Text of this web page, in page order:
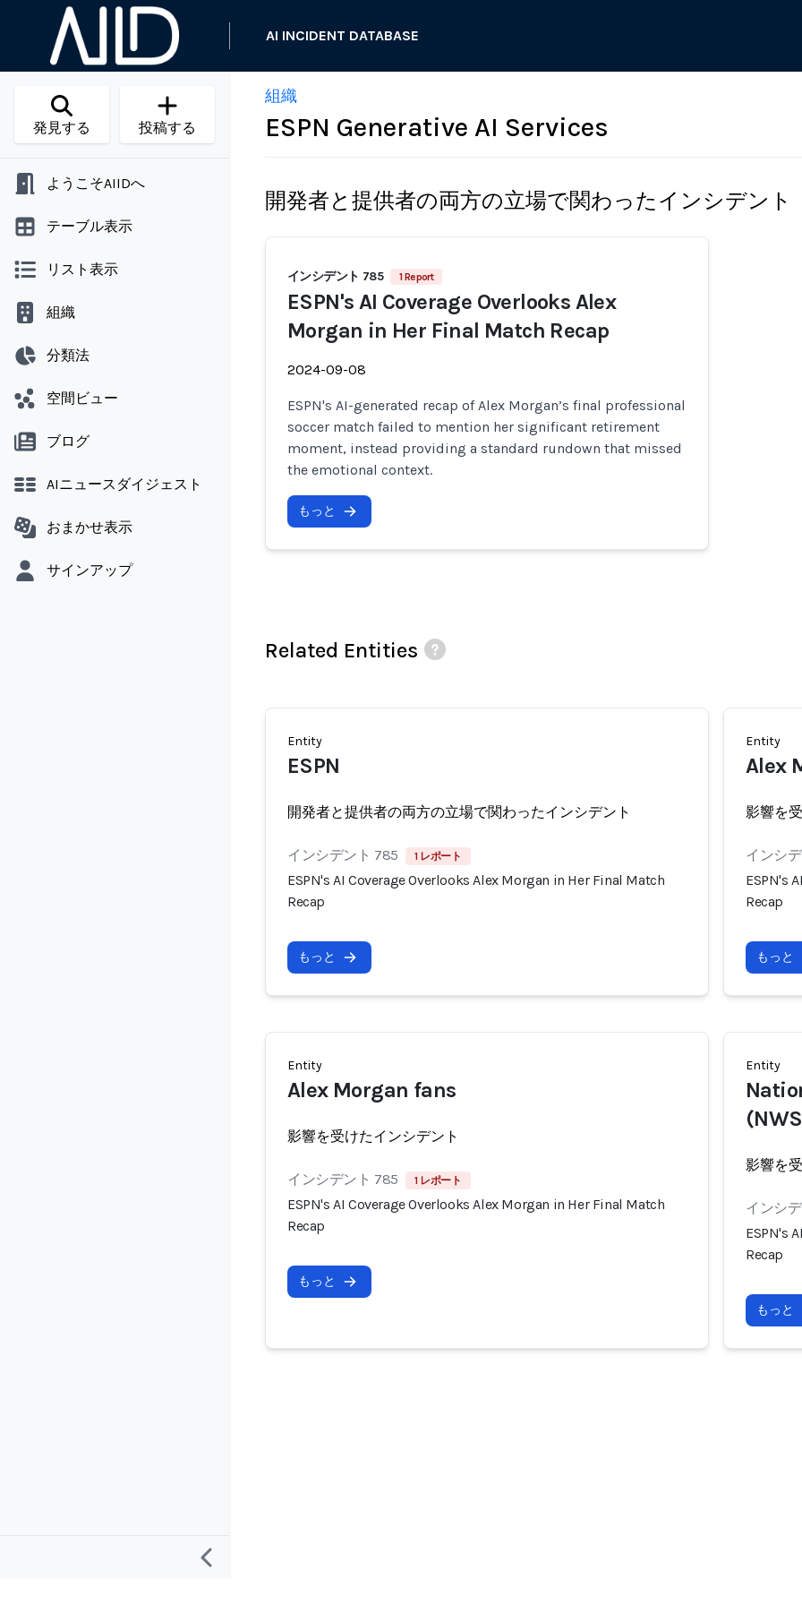
AI INCIDENT DATABASE
発見する 投稿する
ようこそAIIDへ
テーブル表示
リスト表示
組織
分類法
空間ビュー
ブログ
AIニュースダイジェスト
おまかせ表示
サインアップ
組織
ESPN Generative AI Services
開発者と提供者の両方の立場で関わったインシデント
インシデント 785 1 Report
ESPN's AI Coverage Overlooks Alex
Morgan in Her Final Match Recap
2024-09-08
ESPN's AI-generated recap of Alex Morgan’s final professional
soccer match failed to mention her significant retirement
moment, instead providing a standard rundown that missed
the emotional context.
もっと
Related Entities
Entity
ESPN
開発者と提供者の両方の立場で関わったインシデント
インシデント 785 1 レポート
ESPN's AI Coverage Overlooks Alex Morgan in Her Final Match
Recap
もっと
Entity
Alex
影響を
インシ
ESPN's
Recap
もっと
Entity
Alex Morgan fans
影響を受けたインシデント
インシデント 785 1 レポート
ESPN's AI Coverage Overlooks Alex Morgan in Her Final Match
Recap
もっと
Entity
影響を
インシ
ESPN's
Recap
もっと